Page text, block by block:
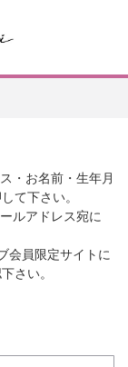
・お名前・生年月
て下さい。
ルアドレス宛に
会員限定サイトに
さい。